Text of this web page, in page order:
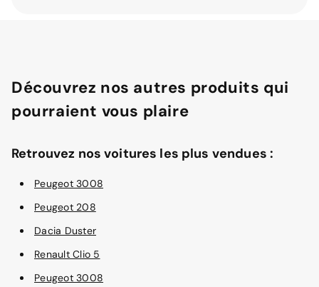
Découvrez nos autres produits qui
pourraient vous plaire
Retrouvez nos voitures les plus vendues :
Peugeot 3008
Peugeot 208
Dacia Duster
Renault Clio 5
Peugeot 3008